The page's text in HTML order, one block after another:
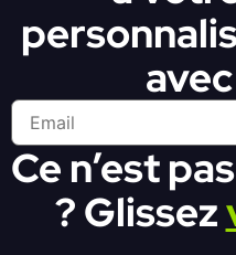
Ce n’est
? Glissez